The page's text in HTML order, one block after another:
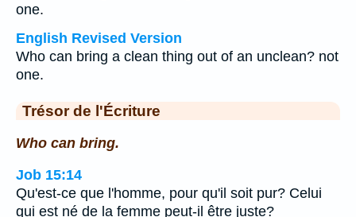
one.
English Revised Version
Who can bring a clean thing out of an unclean? not
one.
Trésor de l'Écriture
Who can bring.
Job 15:14
Qu'est-ce que l'homme, pour qu'il soit pur? Celui
qui est né de la femme peut-il être juste?